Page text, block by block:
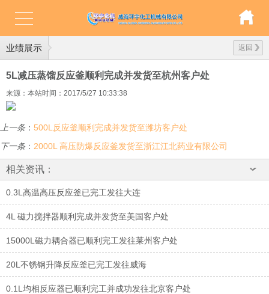
业绩展示 返回
5L减压蒸馏反应釜顺利完成并发货至杭州客户处
来源：本站时间：2017/5/27 10:33:38
上一条： 500L反应釜顺利完成并发货至潍坊客户处
下一条： 2000L 高压防爆反应釜发货至浙江江北药业有限公司
相关资讯：
0.3L高温高压反应釜已完工发往大连
4L 磁力搅拌器顺利完成并发货至美国客户处
15000L磁力耦合器已顺利完工发往莱州客户处
20L不锈钢升降反应釜已完工发往威海
0.1L均相反应器已顺利完工并成功发往北京客户处